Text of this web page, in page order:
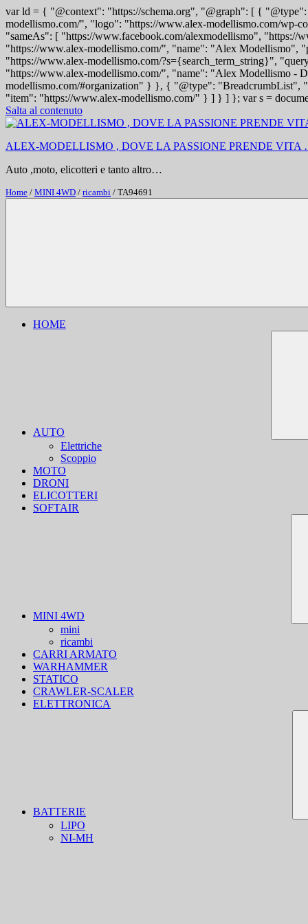
var ld = { "@context": "https://schema.org", "@graph": [ {
modellismo.com/", "logo": "https://www.alex-modellismo.com/wp-
"sameAs": [ "https://www.facebook.com/alexmodellismo",
"https://www.alex-modellismo.com/", "name": "Alex
"https://www.alex-modellismo.com/?s={search_term_string}",
"https://www.alex-modellismo.com/", "name": "Alex Modellismo -
modellismo.com/#organization" } }, { "@type":
"item": "https://www.alex-modellismo.com/" } ] } ] }; var s =
Salta al contenuto
ALEX-MODELLISMO , DOVE LA PASSIONE PRENDE
Auto ,moto, elicotteri e tanto altro…
Home / MINI 4WD / ricambi / TA94691
HOME
AUTO
Elettriche
Scoppio
MOTO
DRONI
ELICOTTERI
SOFTAIR
MINI 4WD
mini
ricambi
CARRI ARMATO
WARHAMMER
STATICO
CRAWLER-SCALER
ELETTRONICA
BATTERIE
LIPO
NI-MH